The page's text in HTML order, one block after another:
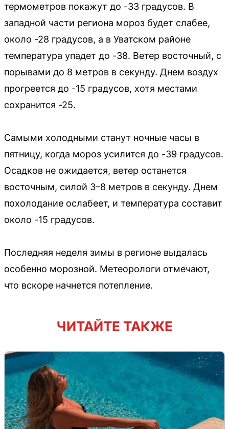
термометров покажут до -33 градусов. В
западной части региона мороз будет слабее,
около -28 градусов, а в Уватском районе
температура упадет до -38. Ветер восточный, с
порывами до 8 метров в секунду. Днем воздух
прогреется до -15 градусов, хотя местами
сохранится -25.
Самыми холодными станут ночные часы в
пятницу, когда мороз усилится до -39 градусов.
Осадков не ожидается, ветер останется
восточным, силой 3–8 метров в секунду. Днем
похолодание ослабеет, и температура составит
около -15 градусов.
Последняя неделя зимы в регионе выдалась
особенно морозной. Метеорологи отмечают,
что вскоре начнется потепление.
ЧИТАЙТЕ ТАКЖЕ